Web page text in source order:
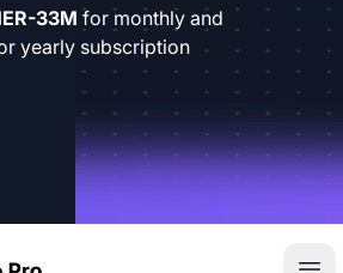
33M for monthly and
yearly subscription